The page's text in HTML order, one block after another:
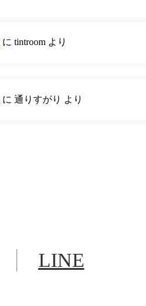
に tintroom より
に 通りすがり より
LINE